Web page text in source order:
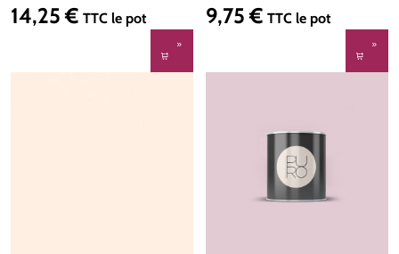
Prix régulier :
14,25 € TTC le pot Prix régulier :
9,75 € TTC le pot